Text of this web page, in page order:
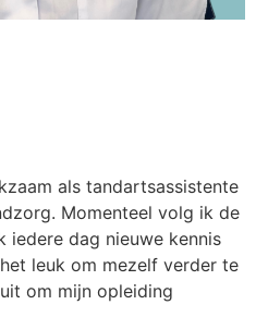
als tandartsassistente
Momenteel volg ik de
iedere dag nieuwe kennis
leuk om mezelf verder te
om mijn opleiding